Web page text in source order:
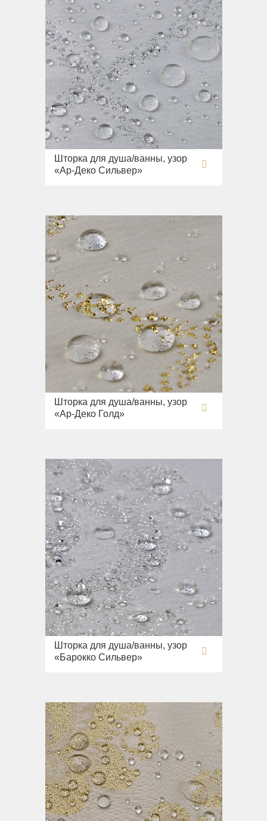
Шторка для душа/ванны, узор
«Ар-Деко Сильвер»
Шторка для душа/ванны, узор
«Ар-Деко Голд»
Шторка для душа/ванны, узор
«Барокко Сильвер»